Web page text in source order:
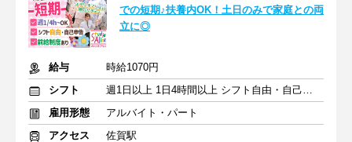
での短期♪扶養内OK！土日のみで家庭との両
立に◎
給与
時給1070円
シフト
週1日以上 1日4時間以上 シフト自由・自己申告
雇用形態
アルバイト・パート
アクセス
佐賀駅